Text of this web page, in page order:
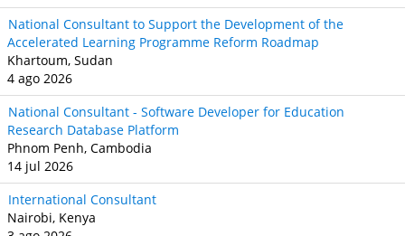
National Consultant to Support the Development of the
Accelerated Learning Programme Reform Roadmap
Khartoum, Sudan
4 ago 2026
National Consultant - Software Developer for Education
Research Database Platform
Phnom Penh, Cambodia
14 jul 2026
International Consultant
Nairobi, Kenya